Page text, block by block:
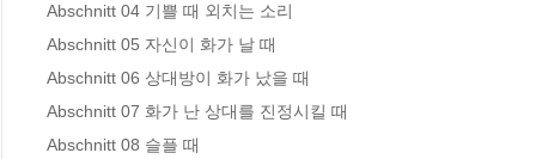
Abschnitt 04 기쁠 때 외치는 소리
Abschnitt 05 자신이 화가 날 때
Abschnitt 06 상대방이 화가 났을 때
Abschnitt 07 화가 난 상대를 진정시킬 때
Abschnitt 08 슬플 때